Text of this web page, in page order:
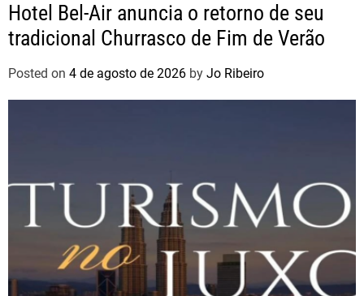
Hotel Bel-Air anuncia o retorno de seu
tradicional Churrasco de Fim de Verão
Posted on 4 de agosto de 2026 by Jo Ribeiro